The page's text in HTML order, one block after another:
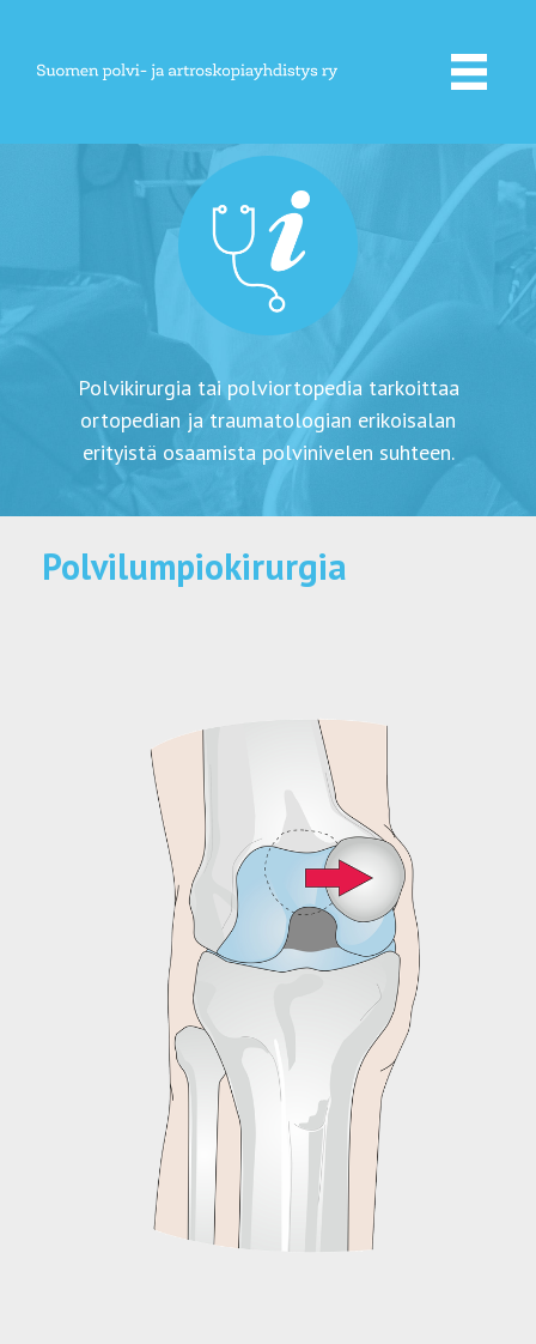
Polvikirurgia tai polviortopedia tarkoittaa
ortopedian ja traumatologian erikoisalan
erityistä osaamista polvinivelen suhteen.
Polvilumpiokirurgia